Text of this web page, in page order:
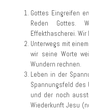
Gottes Eingreifen
Reden Gottes.
Effekthascherei.
Unterwegs mit
wir seine Worte
Wundern rechnen.
Leben in der
Spannungsfeld
und der noch
Wiederkunft Jesu